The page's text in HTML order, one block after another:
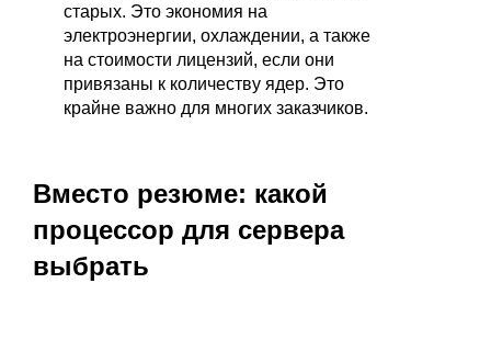
старых. Это экономия на
электроэнергии, охлаждении, а также
на стоимости лицензий, если они
привязаны к количеству ядер. Это
крайне важно для многих заказчиков.
Вместо резюме: какой
процессор для сервера
выбрать